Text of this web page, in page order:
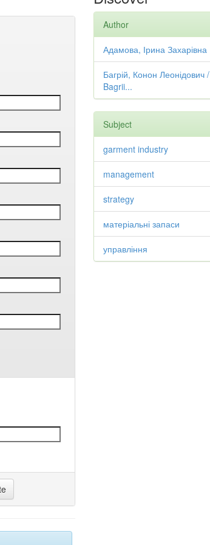
Author
Адамова, Ірина Захарівна
Багрій, Конон Леонідович /
Bagrii...
Subject
garment industry
management
strategy
матеріальні запаси
управління